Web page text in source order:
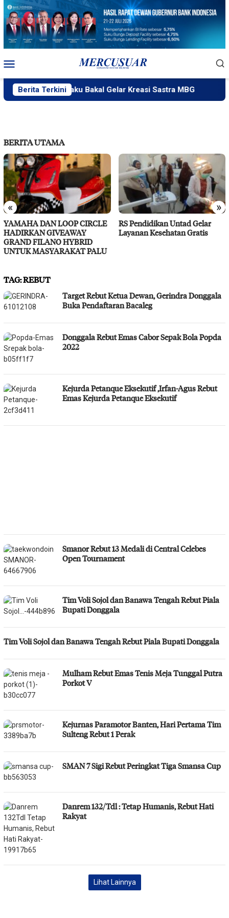
Loncat
konten
Mobile
Berita Terkini
PlakPlik Ngataku Bakal Gelar Kreasi Sastra MBG
BERITA UTAMA
« »
YAMAHA DAN LOOP CIRCLE
HADIRKAN GIVEAWAY
GRAND FILANO HYBRID
UNTUK MASYARAKAT PALU
RS Pendidikan Untad Gelar
Layanan Kesehatan Gratis
TAG:REBUT
Target Rebut Ketua Dewan, Gerindra Donggala
Buka Pendaftaran Bacaleg
Donggala Rebut Emas Cabor Sepak Bola Popda
2022
Kejurda Petanque Eksekutif ,Irfan-Agus Rebut
Emas Kejurda Petanque Eksekutif
Smanor Rebut 13 Medali di Central Celebes
Open Tournament
Tim Voli Sojol dan Banawa Tengah Rebut Piala
Bupati Donggala
Tim Voli Sojol dan Banawa Tengah Rebut Piala Bupati Donggala
Mulham Rebut Emas Tenis Meja Tunggal Putra
Porkot V
Kejurnas Paramotor Banten, Hari Pertama Tim
Sulteng Rebut 1 Perak
SMAN 7 Sigi Rebut Peringkat Tiga Smansa Cup
Danrem 132/Tdl : Tetap Humanis, Rebut Hati
Rakyat
Lihat Lainnya